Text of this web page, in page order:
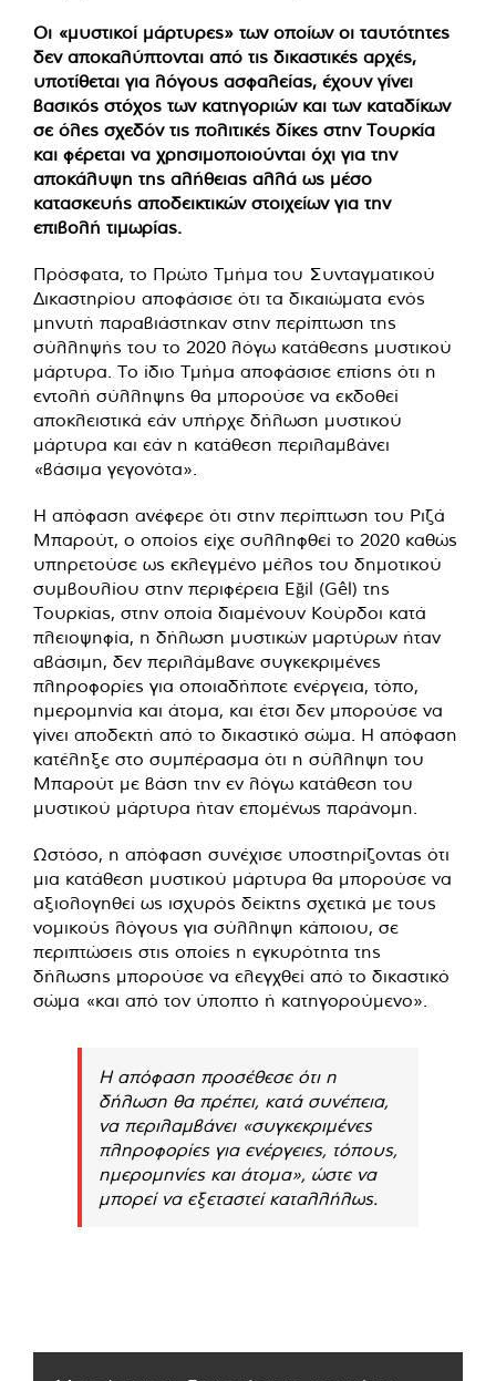
Οι «μυστικοί μάρτυρες» των οποίων οι ταυτότητες
δεν αποκαλύπτονται από τις δικαστικές αρχές,
υποτίθεται για λόγους ασφαλείας, έχουν γίνει
βασικός στόχος των κατηγοριών και των καταδίκων
σε όλες σχεδόν τις πολιτικές δίκες στην Τουρκία
και φέρεται να χρησιμοποιούνται όχι για την
αποκάλυψη της αλήθειας αλλά ως μέσο
κατασκευής αποδεικτικών στοιχείων για την
επιβολή τιμωρίας.
Πρόσφατα, το Πρώτο Τμήμα του Συνταγματικού
Δικαστηρίου αποφάσισε ότι τα δικαιώματα ενός
μηνυτή παραβιάστηκαν στην περίπτωση της
σύλληψής του το 2020 λόγω κατάθεσης μυστικού
μάρτυρα. Το ίδιο Τμήμα αποφάσισε επίσης ότι η
εντολή σύλληψης θα μπορούσε να εκδοθεί
αποκλειστικά εάν υπήρχε δήλωση μυστικού
μάρτυρα και εάν η κατάθεση περιλαμβάνει
«βάσιμα γεγονότα».
Η απόφαση ανέφερε ότι στην περίπτωση του Ριζά
Μπαρούτ, ο οποίος είχε συλληφθεί το 2020 καθώς
υπηρετούσε ως εκλεγμένο μέλος του δημοτικού
συμβουλίου στην περιφέρεια Eğil (Gêl) της
Τουρκίας, στην οποία διαμένουν Κούρδοι κατά
πλειοψηφία, η δήλωση μυστικών μαρτύρων ήταν
αβάσιμη, δεν περιλάμβανε συγκεκριμένες
πληροφορίες για οποιαδήποτε ενέργεια, τόπο,
ημερομηνία και άτομα, και έτσι δεν μπορούσε να
γίνει αποδεκτή από το δικαστικό σώμα. Η απόφαση
κατέληξε στο συμπέρασμα ότι η σύλληψη του
Μπαρούτ με βάση την εν λόγω κατάθεση του
μυστικού μάρτυρα ήταν επομένως παράνομη.
Ωστόσο, η απόφαση συνέχισε υποστηρίζοντας ότι
μια κατάθεση μυστικού μάρτυρα θα μπορούσε να
αξιολογηθεί ως ισχυρός δείκτης σχετικά με τους
νομικούς λόγους για σύλληψη κάποιου, σε
περιπτώσεις στις οποίες η εγκυρότητα της
δήλωσης μπορούσε να ελεγχθεί από το δικαστικό
σώμα «και από τον ύποπτο ή κατηγορούμενο».
Η απόφαση προσέθεσε ότι η
δήλωση θα πρέπει, κατά συνέπεια,
να περιλαμβάνει «συγκεκριμένες
πληροφορίες για ενέργειες, τόπους,
ημερομηνίες και άτομα», ώστε να
μπορεί να εξεταστεί καταλλήλως.